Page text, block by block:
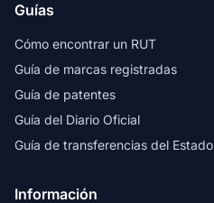
Guías
Cómo encontrar un RUT
Guía de marcas registradas
Guía de patentes
Guía del Diario Oficial
Guía de transferencias del Estado
Información